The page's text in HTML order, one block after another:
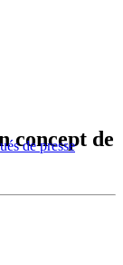
de presse
concept de